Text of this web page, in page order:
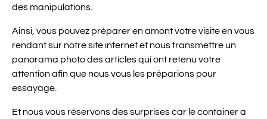
des manipulations.
Ainsi, vous pouvez préparer en amont votre visite en vous
rendant sur notre site internet et nous transmettre un
panorama photo des articles qui ont retenu votre
attention afin que nous vous les préparions pour
essayage.
Et nous vous réservons des surprises car le container a